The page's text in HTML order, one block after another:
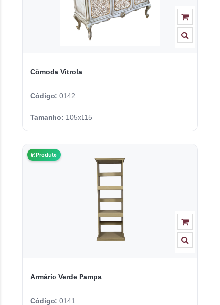
Cômoda Vitrola
Código: 0142
Tamanho: 105x115
Produto
Armário Verde Pampa
Código: 0141